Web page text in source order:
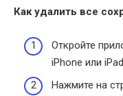
Как удалить все
Откройте
iPhone или
Нажмите на